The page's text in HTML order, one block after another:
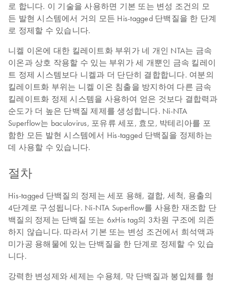
로 합니다. 이 기술을 사용하면 기본 또는 변성 조건의 모
든 발현 시스템에서 거의 모든 His-tagged 단백질을 한 단계
로 정제할 수 있습니다.
니켈 이온에 대한 킬레이트화 부위가 네 개인 NTA는 금속
이온과 상호 작용할 수 있는 부위가 세 개뿐인 금속 킬레이
트 정제 시스템보다 니켈과 더 단단히 결합합니다. 여분의
킬레이트화 부위는 니켈 이온 침출을 방지하여 다른 금속
킬레이트화 정제 시스템을 사용하여 얻은 것보다 결합력과
순도가 더 높은 단백질 제제를 생성합니다. Ni-NTA
Superflow는 baculovirus, 포유류 세포, 효모, 박테리아를 포
함한 모든 발현 시스템에서 His-tagged 단백질을 정제하는
데 사용할 수 있습니다.
절차
His-tagged 단백질의 정제는 세포 용해, 결합, 세척, 용출의
4단계로 구성됩니다. Ni-NTA Superflow를 사용한 재조합 단
백질의 정제는 단백질 또는 6xHis tag의 3차원 구조에 의존
하지 않습니다. 따라서 기본 또는 변성 조건에서 희석액과
미가공 용해물에 있는 단백질을 한 단계로 정제할 수 있습
니다.
강력한 변성제와 세제는 수용체, 막 단백질과 봉입체를 형